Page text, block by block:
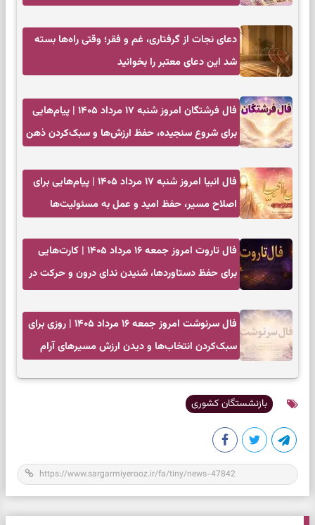
دعای نجات از گرفتاری، غم و فقر؛ وقتی راه‌ها بسته
شد این دعای معتبر را بخوانید
فال فرشتگان امروز شنبه ۱۷ مرداد ۱۴۰۵ | پیام‌هایی
برای شروع سنجیده، حفظ ارزش‌ها و سبک‌کردن ذهن
فال انبیا امروز شنبه ۱۷ مرداد ۱۴۰۵ | پیام‌هایی برای
اصلاح مسیر، حفظ امید و عمل به مسئولیت‌ها
فال تاروت امروز جمعه ۱۶ مرداد ۱۴۰۵ | کارت‌هایی
برای حفظ دستاوردها، شنیدن ندای درون و حرکت در
فال سرنوشت امروز جمعه ۱۶ مرداد ۱۴۰۵ | روزی برای
سبک‌کردن انتخاب‌ها و دیدن ارزش مسیرهای آرام
بازنشستگان کشوری